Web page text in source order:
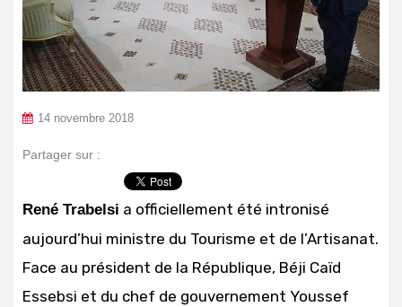
14 novembre 2018
Partager sur :
René Trabelsi a officiellement été intronisé
aujourd’hui ministre du Tourisme et de l’Artisanat.
Face au président de la République, Béji Caïd
Essebsi et du chef de gouvernement Youssef